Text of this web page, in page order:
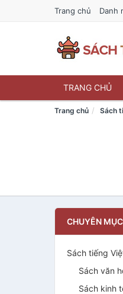
Trang chủ Danh
TRANG CHỦ
Trang chủ Sách
CHUYÊN MỤC
Sách tiếng
Sách văn
Sách kinh